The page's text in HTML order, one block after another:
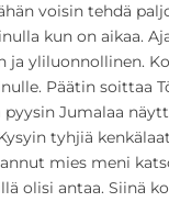
voisin tehdä
kun on aikaa.
ja yliluonnollinen.
Päätin soittaa
pyysin Jumalaa
tyhjiä
mies meni
olisi antaa. Siinä